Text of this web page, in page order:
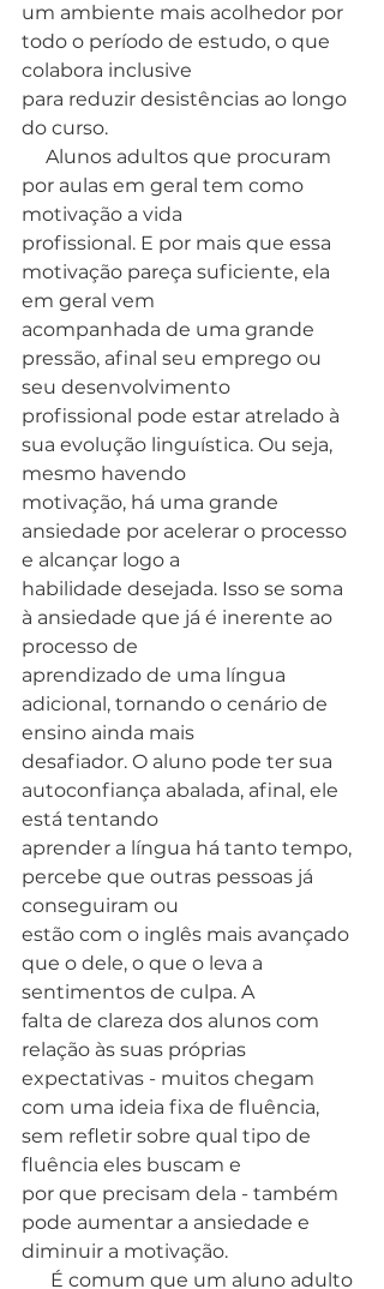
um ambiente mais acolhedor por
todo o período de estudo, o que
colabora inclusive
para reduzir desistências ao longo
do curso.
por aulas em geral tem como
motivação a vida
profissional. E por mais que essa
motivação pareça suficiente, ela
em geral vem
acompanhada de uma grande
pressão, afinal seu emprego ou
seu desenvolvimento
profissional pode estar atrelado à
sua evolução linguística. Ou seja,
mesmo havendo
motivação, há uma grande
ansiedade por acelerar o processo
e alcançar logo a
habilidade desejada. Isso se soma
à ansiedade que já é inerente ao
processo de
aprendizado de uma língua
adicional, tornando o cenário de
ensino ainda mais
desafiador. O aluno pode ter sua
autoconfiança abalada, afinal, ele
está tentando
aprender a língua há tanto tempo,
percebe que outras pessoas já
conseguiram ou
estão com o inglês mais avançado
que o dele, o que o leva a
sentimentos de culpa. A
falta de clareza dos alunos com
relação às suas próprias
expectativas - muitos chegam
com uma ideia fixa de fluência,
sem refletir sobre qual tipo de
fluência eles buscam e
por que precisam dela - também
pode aumentar a ansiedade e
diminuir a motivação.